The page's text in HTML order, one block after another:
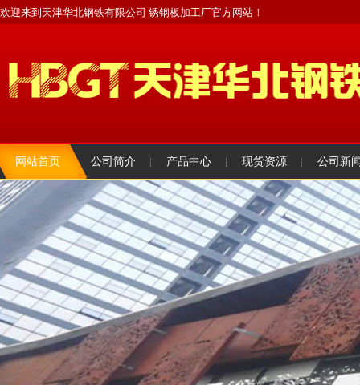
欢迎来到天津华北钢铁有限公司 锈钢板加工厂官方网站！
网站首页 公司简介 产品中心 现货资源 公司新